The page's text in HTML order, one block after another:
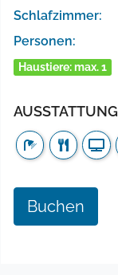
Schlafzimmer:
Personen:
Haustiere: max. 1
AUSSTATTUNG
Buchen